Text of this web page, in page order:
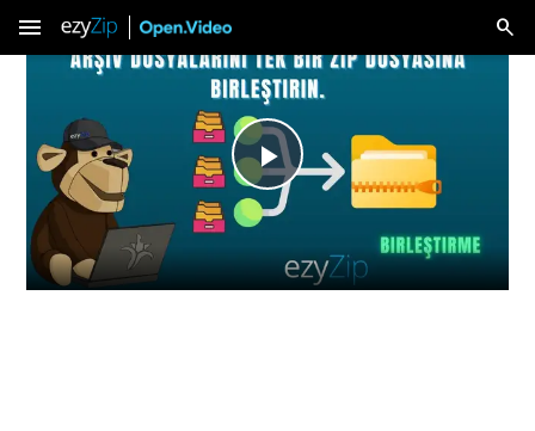
menu
Play
Video